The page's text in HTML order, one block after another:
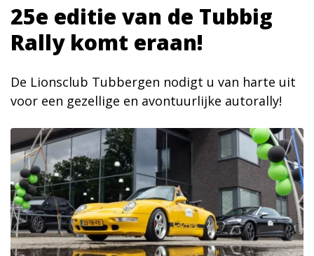
25e editie van de Tubbig
Rally komt eraan!
De Lionsclub Tubbergen nodigt u van harte uit
voor een gezellige en avontuurlijke autorally!